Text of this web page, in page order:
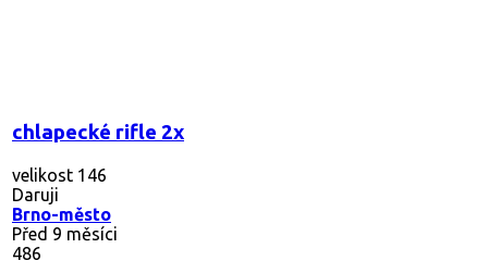
chlapecké rifle 2x
velikost 146
Daruji
Brno-město
Před 9 měsíci
486